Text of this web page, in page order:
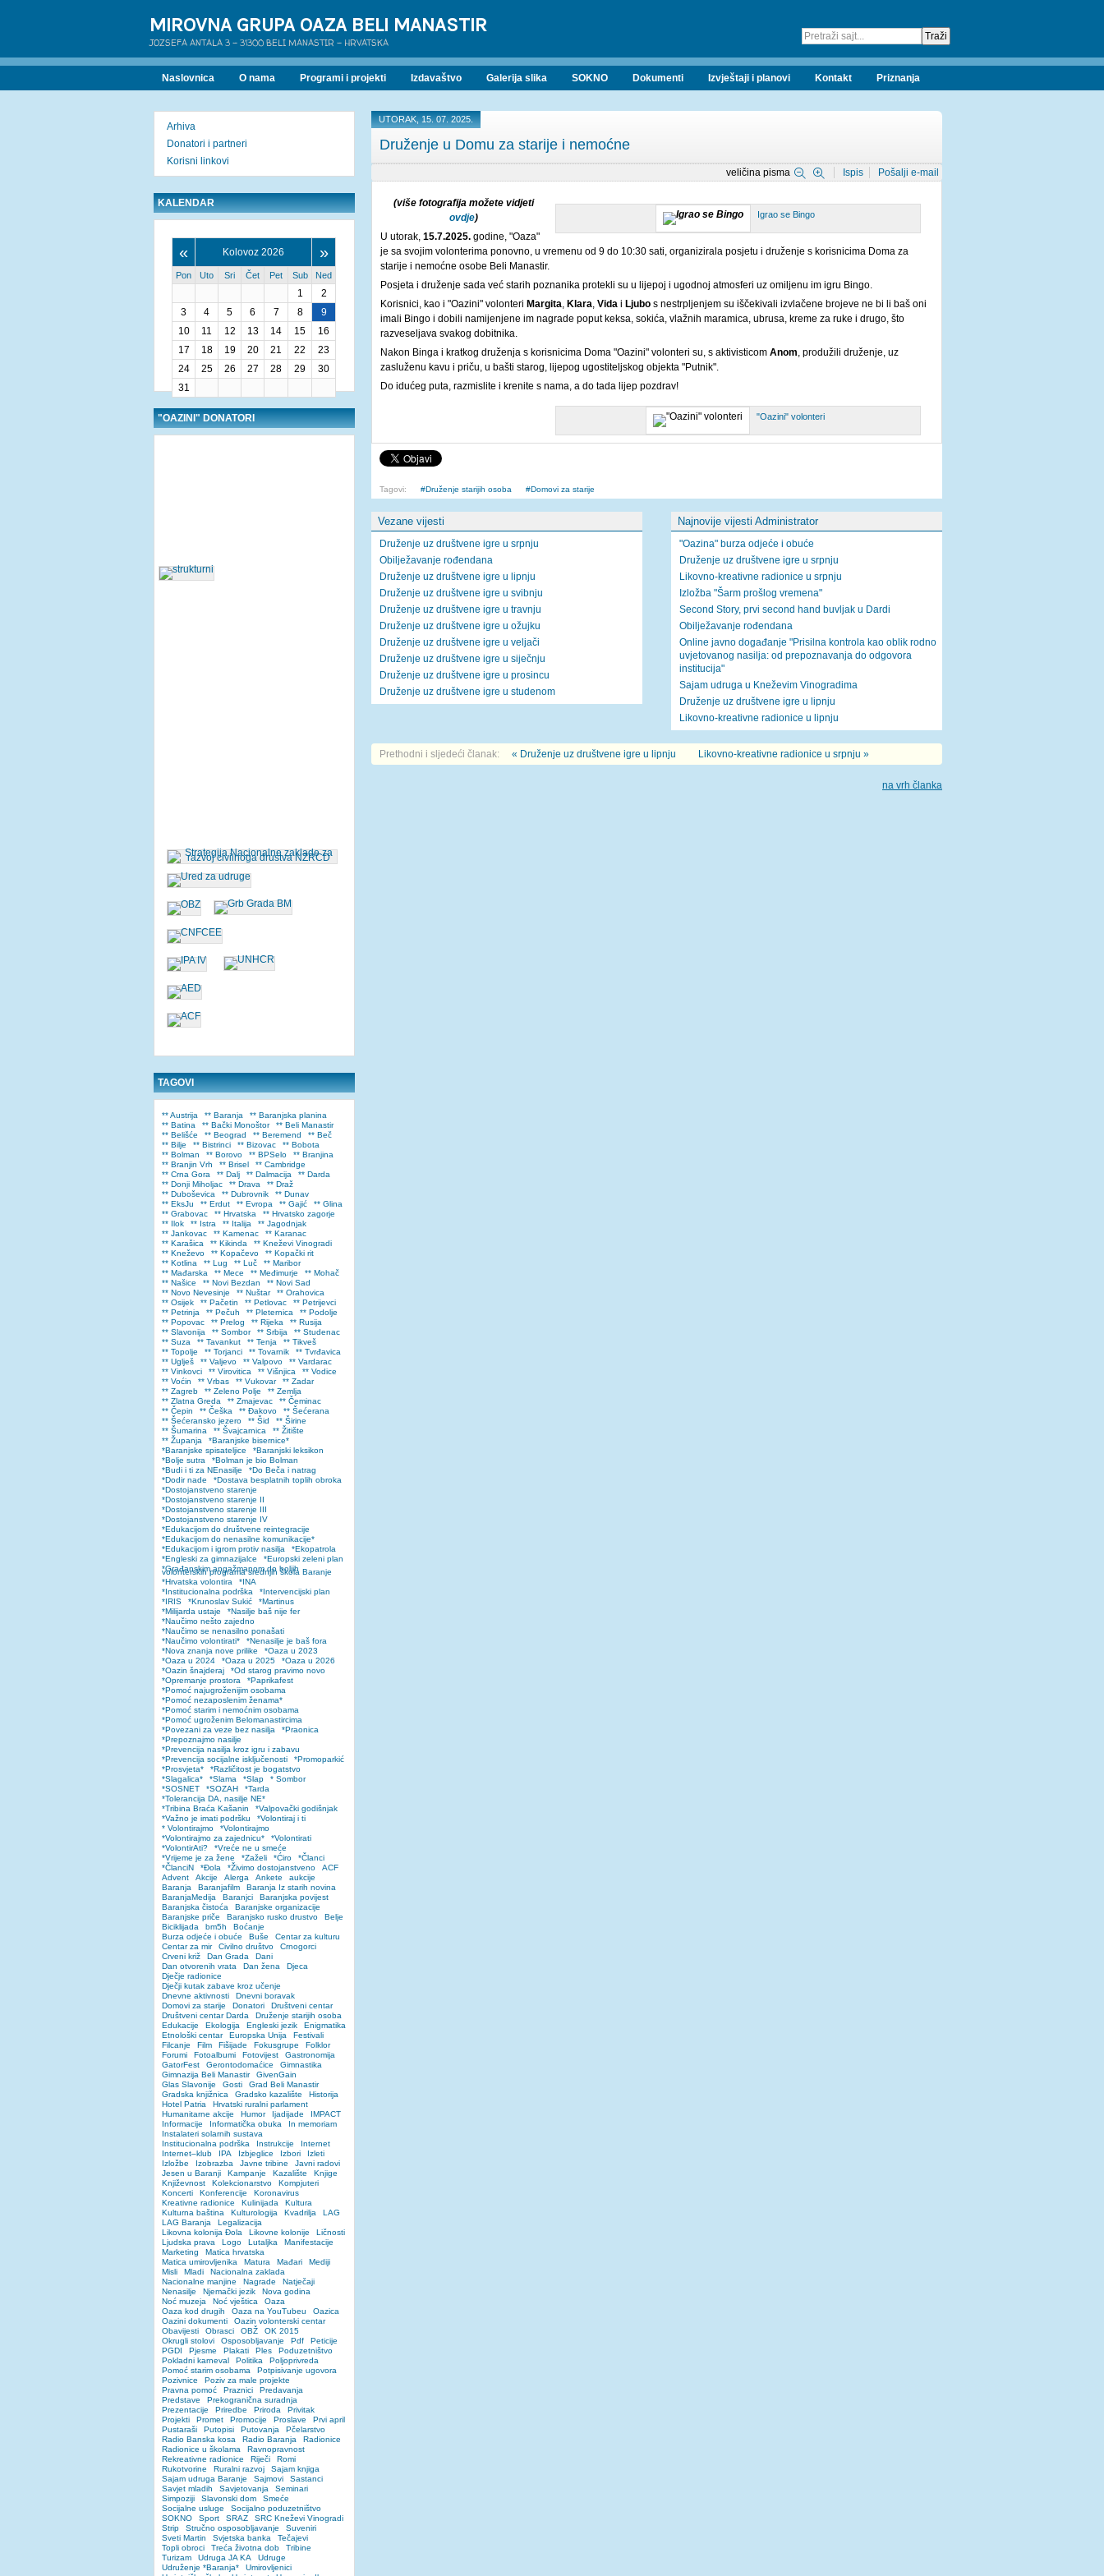
MIROVNA GRUPA OAZA BELI MANASTIR
JOZSEFA ANTALA 3 - 31300 BELI MANASTIR - HRVATSKA
Naslovnica O nama Programi i projekti Izdavaštvo Galerija slika SOKNO Dokumenti Izvještaji i planovi Kontakt Priznanja
UTORAK, 15. 07. 2025.
Druženje u Domu za starije i nemoćne
veličina pisma Ispis Pošalji e-mail
Igrao se Bingo
(više fotografija možete vidjeti
ovdje)
U utorak, 15.7.2025.godine, "Oaza"
je sa svojim volonterima ponovno, u vremenu od 9 do 10:30 sati, organizirala posjetu i druženje s korisnicima Doma za
starije i nemoćne osobe Beli Manastir.
Posjeta i druženje sada već starih poznanika protekli su u lijepoj i ugodnoj atmosferi uz omiljenu im igru Bingo.
Korisnici, kao i "Oazini" volonteri Margita, Klara, Vidai Ljubos nestrpljenjem su iščekivali izvlačene brojeve ne bi li baš oni
imali Bingo i dobili namijenjene im nagrade poput keksa, sokića, vlažnih maramica, ubrusa, kreme za ruke i drugo, što
razveseljava svakog dobitnika.
Nakon Binga i kratkog druženja s korisnicima Doma "Oazini" volonteri su, s aktivisticom Anom, produžili druženje, uz
zasluženu kavu i priču, u bašti starog, lijepog ugostiteljskog objekta "Putnik".
Do idućeg puta, razmislite i krenite s nama, a do tada lijep pozdrav!
"Oazini" volonteri
Tagovi: Druženje starijih osoba Domovi za starije
Najnovije vijesti Administrator
"Oazina" burza odjeće i obuće
Druženje uz društvene igre u srpnju
Likovno-kreativne radionice u srpnju
Izložba "Šarm prošlog vremena"
Second Story, prvi second hand buvljak u Dardi
Obilježavanje rođendana
Online javno događanje "Prisilna kontrola kao oblik rodno
uvjetovanog nasilja: od prepoznavanja do odgovora
institucija"
Sajam udruga u Kneževim Vinogradima
Druženje uz društvene igre u lipnju
Likovno-kreativne radionice u lipnju
Vezane vijesti
Druženje uz društvene igre u srpnju
Obilježavanje rođendana
Druženje uz društvene igre u lipnju
Druženje uz društvene igre u svibnju
Druženje uz društvene igre u travnju
Druženje uz društvene igre u ožujku
Druženje uz društvene igre u veljači
Druženje uz društvene igre u siječnju
Druženje uz društvene igre u prosincu
Druženje uz društvene igre u studenom
Prethodni i sljedeći članak: « Druženje uz društvene igre u lipnju Likovno-kreativne radionice u srpnju »
na vrh članka
Arhiva
Donatori i partneri
Korisni linkovi
KALENDAR
« Kolovoz 2026 »
Pon Uto Sri Čet Pet Sub Ned
1
2
3
4 5 6 7 8
9
10
11 12 13 14 15
16
17
18 19 20 21 22
23
24
25 26 27 28 29
30
31
"OAZINI" DONATORI
TAGOVI
** Austrija ** Baranja
** Baranjska planina
** Batina
** Bački Monoštor
** Beli Manastir
** Belišće
** Beograd ** Beremend
** Beč
** Bilje
** Bistrinci ** Bizovac
** Bobota
** Bolman
** Borovo ** BPSelo
** Branjina
** Branjin Vrh
** Brisel
** Cambridge
** Crna Gora
** Dalj ** Dalmacija
** Darda
** Donji Miholjac
** Drava
** Draž
** Duboševica
** Dubrovnik
** Dunav
** EksJu
** Erdut ** Evropa ** Gajić
** Glina
** Grabovac
** Hrvatska
** Hrvatsko zagorje
** Ilok
** Istra ** Italija
** Jagodnjak
** Jankovac
** Kamenac
** Karanac
** Karašica
** Kikinda
** Kneževi Vinogradi
** Kneževo
** Kopačevo
** Kopački rit
** Kotlina
** Lug ** Luč
** Maribor
** Mađarska
** Mece ** Međimurje
** Mohač
** Našice
** Novi Bezdan
** Novi Sad
** Novo Nevesinje
** Nuštar
** Orahovica
** Osijek
** Pačetin ** Petlovac
** Petrijevci
** Petrinja
** Pečuh ** Pleternica
** Podolje
** Popovac
** Prelog ** Rijeka
** Rusija
** Slavonija
** Sombor ** Srbija
** Studenac
** Suza
** Tavankut ** Tenja
** Tikveš
** Topolje
** Torjanci ** Tovarnik
** Tvrđavica
** Uglješ
** Valjevo ** Valpovo
** Vardarac
** Vinkovci
** Virovitica ** Višnjica
** Vodice
** Voćin
** Vrbas ** Vukovar
** Zadar
** Zagreb
** Zeleno Polje
** Zemlja
** Zlatna Greda
** Zmajevac
** Čeminac
** Čepin
** Češka ** Đakovo
** Šećerana
** Šećeransko jezero
** Šid
** Širine
** Šumarina
** Švajcarnica
** Žitište
** Županja
*Baranjske bisernice*
*Baranjske spisateljice
*Baranjski leksikon
*Bolje sutra
*Bolman je bio Bolman
*Budi i ti za NEnasilje
*Do Beča i natrag
*Dodir nade
*Dostava besplatnih toplih obroka
*Dostojanstveno starenje
*Dostojanstveno starenje II
*Dostojanstveno starenje III
*Dostojanstveno starenje IV
*Edukacijom do društvene reintegracije
*Edukacijom do nenasilne komunikacije*
*Edukacijom i igrom protiv nasilja
*Ekopatrola
*Engleski za gimnazijalce
*Europski zeleni plan
*Građanskim angažmanom do boljih
volonterskih programa srednjih škola Baranje
*Hrvatska volontira
*INA
*Institucionalna podrška
*Intervencijski plan
*IRIS
*Krunoslav Sukić
*Martinus
*Milijarda ustaje
*Nasilje baš nije fer
*Naučimo nešto zajedno
*Naučimo se nenasilno ponašati
*Naučimo volontirati*
*Nenasilje je baš fora
*Nova znanja nove prilike
*Oaza u 2023
*Oaza u 2024
*Oaza u 2025
*Oaza u 2026
*Oazin šnajderaj
*Od starog pravimo novo
*Opremanje prostora
*Paprikafest
*Pomoć najugroženijim osobama
*Pomoć nezaposlenim ženama*
*Pomoć starim i nemoćnim osobama
*Pomoć ugroženim Belomanastircima
*Povezani za veze bez nasilja
*Praonica
*Prepoznajmo nasilje
*Prevencija nasilja kroz igru i zabavu
*Prevencija socijalne isključenosti
*Promoparkić
*Prosvjeta*
*Različitost je bogatstvo
*Slagalica*
*Slama *Slap
* Sombor
*SOSNET
*SOZAH
*Tarda
*Tolerancija DA, nasilje NE*
*Tribina Braća Kašanin
*Valpovački godišnjak
*Važno je imati podršku
*Volontiraj i ti
* Volontirajmo
*Volontirajmo
*Volontirajmo za zajednicu*
*Volontirati
*VolontirAti?
*Vreće ne u smeće
*Vrijeme je za žene
*Zaželi *Ćiro
*Članci
*ČlanciN
*Đola *Živimo dostojanstveno
ACF
Advent
Akcije Alerga Ankete
aukcije
Baranja
Baranjafilm
Baranja Iz starih novina
BaranjaMedija
Baranjci
Baranjska povijest
Baranjska čistoća
Baranjske organizacije
Baranjske priče
Baranjsko rusko drustvo
Belje
Biciklijada
bm5h
Boćanje
Burza odjeće i obuće
Buše
Centar za kulturu
Centar za mir
Civilno društvo
Crnogorci
Crveni križ
Dan Grada
Dani
Dan otvorenih vrata
Dan žena
Djeca
Dječje radionice
Dječji kutak zabave kroz učenje
Dnevne aktivnosti
Dnevni boravak
Domovi za starije
Donatori
Društveni centar
Društveni centar Darda
Druženje starijih osoba
Edukacije
Ekologija Engleski jezik
Enigmatika
Etnološki centar
Europska Unija
Festivali
Filcanje
Film Fišijade Fokusgrupe
Folklor
Forumi
Fotoalbumi Fotovijest
Gastronomija
GatorFest
Gerontodomaćice
Gimnastika
Gimnazija Beli Manastir
GivenGain
Glas Slavonije
Gosti
Grad Beli Manastir
Gradska knjižnica
Gradsko kazalište
Historija
Hotel Patria
Hrvatski ruralni parlament
Humanitarne akcije
Humor Ijadijade
IMPACT
Informacije
Informatička obuka
In memoriam
Instalateri solarnih sustava
Institucionalna podrška
Instrukcije
Internet
Internet–klub
IPA Izbjeglice Izbori
Izleti
Izložbe
Izobrazba Javne tribine
Javni radovi
Jesen u Baranji
Kampanje Kazalište
Knjige
Književnost
Kolekcionarstvo
Kompjuteri
Koncerti
Konferencije
Koronavirus
Kreativne radionice
Kulinijada
Kultura
Kulturna baština
Kulturologija Kvadrilja
LAG
LAG Baranja
Legalizacija
Likovna kolonija Đola
Likovne kolonije
Ličnosti
Ljudska prava
Logo Lutaljka
Manifestacije
Marketing
Matica hrvatska
Matica umirovljenika
Matura Mađari
Mediji
Misli
Mladi
Nacionalna zaklada
Nacionalne manjine
Nagrade
Natječaji
Nenasilje
Njemački jezik
Nova godina
Noć muzeja
Noć vještica
Oaza
Oaza kod drugih
Oaza na YouTubeu
Oazica
Oazini dokumenti
Oazin volonterski centar
Obavijesti
Obrasci OBŽ
OK 2015
Okrugli stolovi
Osposobljavanje Pdf
Peticije
PGDI
Pjesme Plakati Ples
Poduzetništvo
Pokladni karneval
Politika
Poljoprivreda
Pomoć starim osobama
Potpisivanje ugovora
Pozivnice
Poziv za male projekte
Pravna pomoć
Praznici
Predavanja
Predstave
Prekogranična suradnja
Prezentacije
Priredbe Priroda
Privitak
Projekti
Promet Promocije Proslave
Prvi april
Pustaraši
Putopisi Putovanja
Pčelarstvo
Radio Banska kosa
Radio Baranja
Radionice
Radionice u školama
Ravnopravnost
Rekreativne radionice
Riječi
Romi
Rukotvorine
Ruralni razvoj
Sajam knjiga
Sajam udruga Baranje
Sajmovi
Sastanci
Savjet mladih
Savjetovanja
Seminari
Simpoziji
Slavonski dom
Smeće
Socijalne usluge
Socijalno poduzetništvo
SOKNO
Sport SRAZ
SRC Kneževi Vinogradi
Strip
Stručno osposobljavanje
Suveniri
Sveti Martin
Svjetska banka
Tečajevi
Topli obroci
Treća životna dob
Tribine
Turizam
Udruga JA KA
Udruge
Udruženje *Baranja*
Umirovljenici